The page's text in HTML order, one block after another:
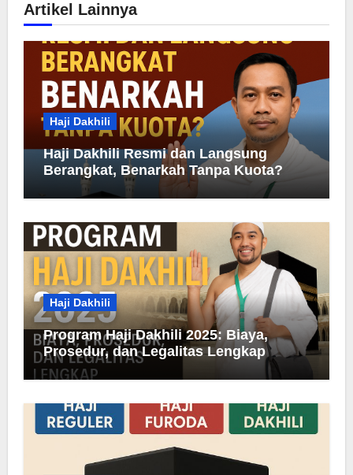
Artikel Lainnya
Haji Dakhili
Haji Dakhili Resmi dan Langsung
Berangkat, Benarkah Tanpa Kuota?
Haji Dakhili
Program Haji Dakhili 2025: Biaya,
Prosedur, dan Legalitas Lengkap